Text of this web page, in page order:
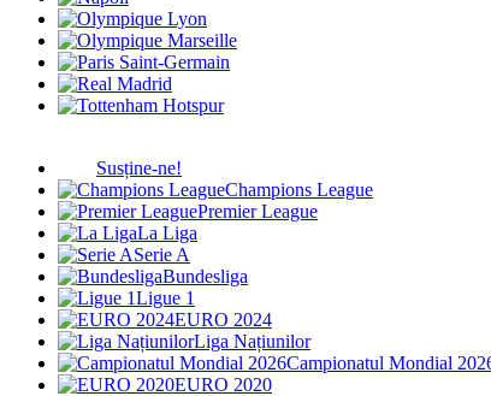
Susține-ne!
Champions League
Premier League
La Liga
Serie A
Bundesliga
Ligue 1
EURO 2024
Liga Națiunilor
Campionatul Mondial
EURO 2020